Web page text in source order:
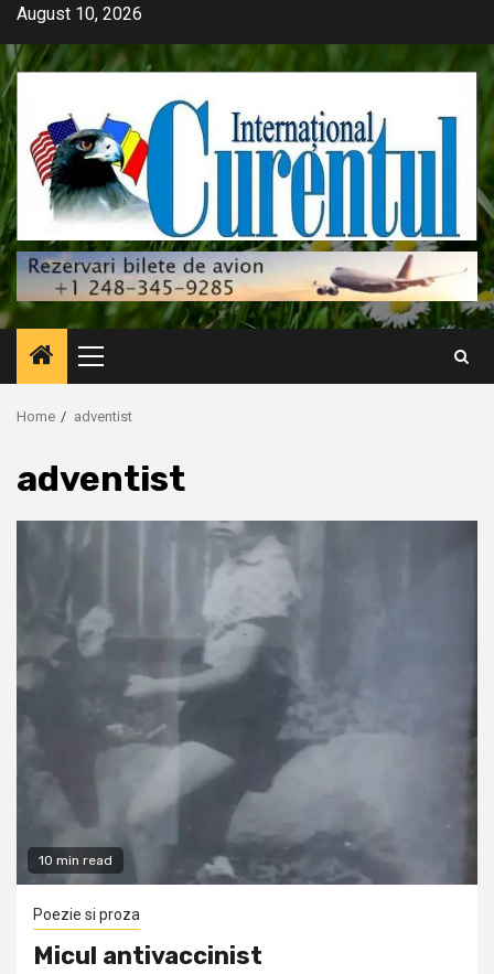
Skip
content
August 10, 2026
Primary
Menu
Home adventist
adventist
10 min read
Poezie si proza
Micul antivaccinist